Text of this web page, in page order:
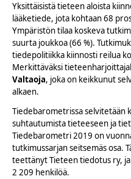
Yksittäisistä tieteen aloista
lääketiede, jota kohtaan 68
Ympäristön tilaa koskeva
suurta joukkoa (66 %).
tiedepolitiikka kiinnosti reilua
Merkittäväksi
Valtaoja, joka on keikkunut
alkaen.
Tiedebarometrissa selvitetään
suhtautumista tieteeseen ja
Tiedebarometri 2019 on
tutkimussarjan seitsemäs osa.
teettänyt Tieteen tiedotus ry,
2 209 henkilöä.